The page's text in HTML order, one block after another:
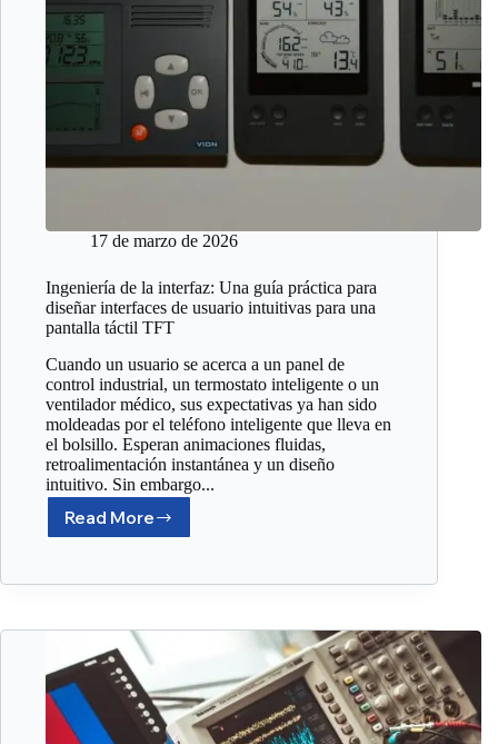
17 de marzo de 2026
Ingeniería de la interfaz: Una guía práctica para
diseñar interfaces de usuario intuitivas para una
pantalla táctil TFT
Cuando un usuario se acerca a un panel de
control industrial, un termostato inteligente o un
ventilador médico, sus expectativas ya han sido
moldeadas por el teléfono inteligente que lleva en
el bolsillo. Esperan animaciones fluidas,
retroalimentación instantánea y un diseño
intuitivo. Sin embargo...
Read More